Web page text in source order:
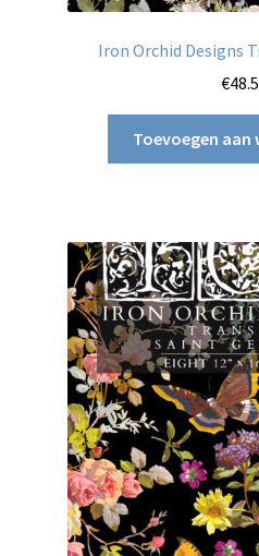
Iron Orchid Designs
€
Toevoegen aan